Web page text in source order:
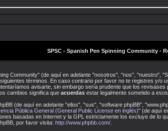
SPSC - Spanish Pen Spinning Community -
Community" (de aquí en adelante "nosotros", "nos", "nuestro",
términos. En caso contrario por favor no te registres y/o
avisarte, sin embargo sería prudente que los
cambios significa que acuerdasestar legalmente sometido a
(de aquí en adelante "ellos", "sus", "software phpBB",
Pública General (General Public License en inglés)" (de aquí
basadas en Internet y la GPL estrictamente los excluye de lo
por favor visita: http://www.phpbb.com/.